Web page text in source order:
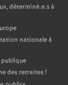
déterminé.e.s à
nationale à
des retraites !